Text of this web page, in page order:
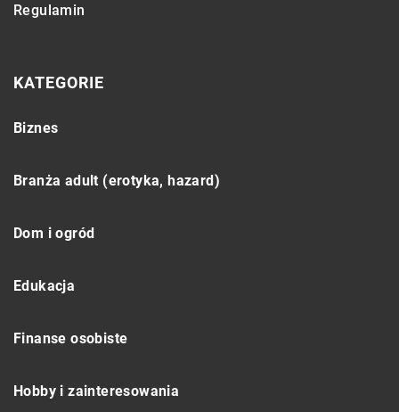
Regulamin
KATEGORIE
Biznes
Branża adult (erotyka, hazard)
Dom i ogród
Edukacja
Finanse osobiste
Hobby i zainteresowania